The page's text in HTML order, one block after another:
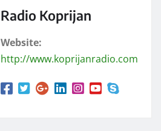
Radio Koprijan
Website:
http://www.koprijanradio.com